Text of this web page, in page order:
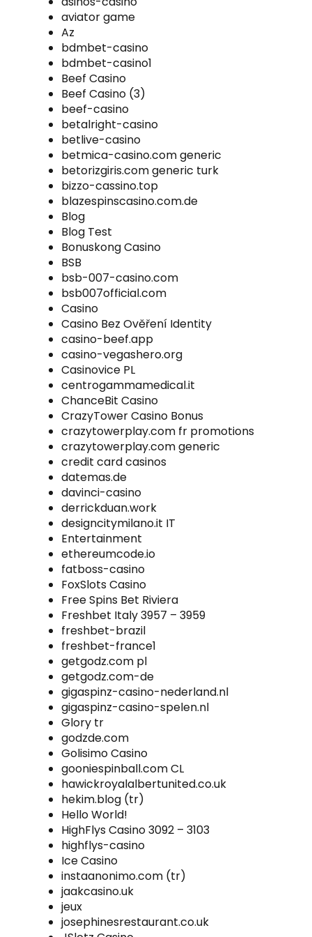
aviator game
Az
bdmbet-casino
bdmbet-casino1
Beef Casino
Beef Casino (3)
beef-casino
betalright-casino
betlive-casino
betmica-casino.com generic
betorizgiris.com generic turk
bizzo-cassino.top
blazespinscasino.com.de
Blog
Blog Test
Bonuskong Casino
BSB
bsb-007-casino.com
bsb007official.com
Casino
Casino Bez Ověření Identity
casino-beef.app
casino-vegashero.org
Casinovice PL
centrogammamedical.it
ChanceBit Casino
CrazyTower Casino Bonus
crazytowerplay.com fr promotions
crazytowerplay.com generic
credit card casinos
datemas.de
davinci-casino
derrickduan.work
designcitymilano.it IT
Entertainment
ethereumcode.io
fatboss-casino
FoxSlots Casino
Free Spins Bet Riviera
Freshbet Italy 3957 – 3959
freshbet-brazil
freshbet-france1
getgodz.com pl
getgodz.com-de
gigaspinz-casino-nederland.nl
gigaspinz-casino-spelen.nl
Glory tr
godzde.com
Golisimo Casino
gooniespinball.com CL
hawickroyalalbertunited.co.uk
hekim.blog (tr)
Hello World!
HighFlys Casino 3092 – 3103
highflys-casino
Ice Casino
instaanonimo.com (tr)
jaakcasino.uk
jeux
josephinesrestaurant.co.uk